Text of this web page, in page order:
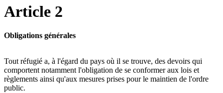
Article 2
Obligations générales
Tout réfugié a, à l'égard du pays où il se trouve, des devoirs qui
comportent notamment l'obligation de se conformer aux lois et
règlements ainsi qu'aux mesures prises pour le maintien de l'ordre
public.